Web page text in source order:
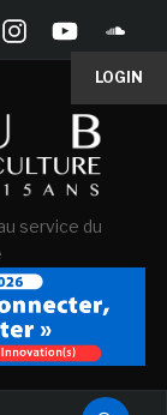
LOGIN
service du